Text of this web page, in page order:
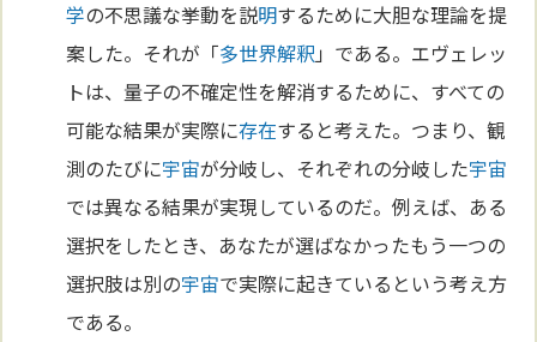
学の不思議な挙動を説明するために大胆な理論を提
案した。それが「多世界解釈 」である。エヴェレッ
トは、量子の不確定性を解消するために、すべての
可能な結果が実際に存在すると考えた。つまり、観
測のたびに宇宙が分岐し、それぞれの分岐した宇宙
では異なる結果が実現しているのだ。例えば、ある
選択をしたとき、あなたが選ばなかったもう一つの
選択肢は別の宇宙で実際に起きているという考え方
である。